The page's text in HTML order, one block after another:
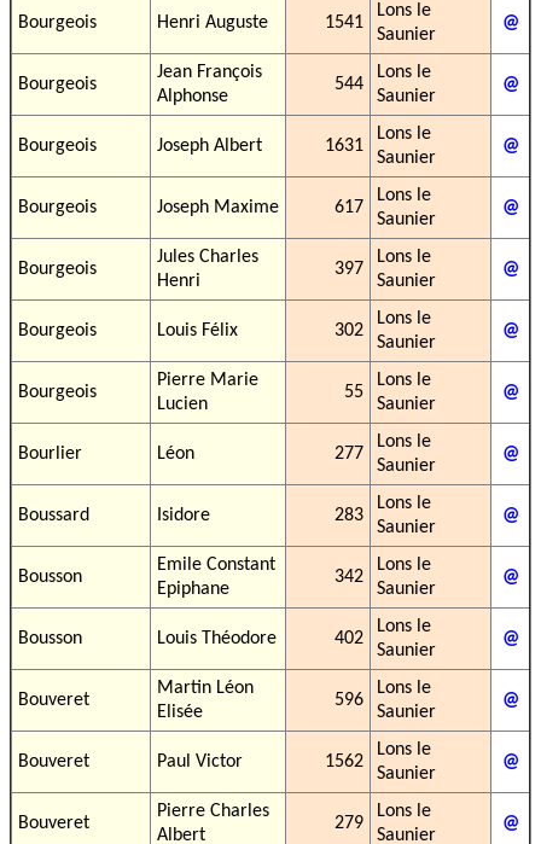
Bourgeois Henri Auguste 1541
Lons le
Saunier
@
Bourgeois
Jean François
Alphonse
544
Lons le
Saunier
@
Bourgeois Joseph Albert 1631
Lons le
Saunier
@
Bourgeois Joseph Maxime 617
Lons le
Saunier
@
Bourgeois
Jules Charles
Henri
397
Lons le
Saunier
@
Bourgeois Louis Félix 302
Lons le
Saunier
@
Bourgeois
Pierre Marie
Lucien
55
Lons le
Saunier
@
Bourlier Léon 277
Lons le
Saunier
@
Boussard Isidore 283
Lons le
Saunier
@
Bousson
Emile Constant
Epiphane
342
Lons le
Saunier
@
Bousson Louis Théodore 402
Lons le
Saunier
@
Bouveret
Martin Léon
Elisée
596
Lons le
Saunier
@
Bouveret Paul Victor 1562
Lons le
Saunier
@
Bouveret
Pierre Charles
Albert
279
Lons le
Saunier
@